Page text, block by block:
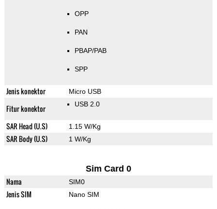
OPP
PAN
PBAP/PAB
SPP
Jenis konektor Micro USB
Fitur konektor USB 2.0
SAR Head (U.S) 1.15 W/Kg
SAR Body (U.S) 1 W/Kg
Sim Card 0
Nama SIM0
Jenis SIM Nano SIM